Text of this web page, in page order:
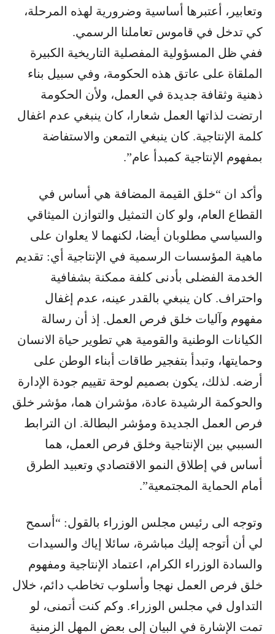
وتعابير، أعتبرها أساسية وضرورية لهذه المرحلة،
كي تدخل في قاموس تعاملنا الرسمي.
ففي ظل المسؤولية المفصلية التاريخية الكبيرة
الملقاة على عاتق هذه الحكومة، وفي سبيل بناء
ذهنية وثقافة جديدة في العمل، ولأن الحكومة
ارتضت لذاتها العمل شعارا، كان ينبغي عدم اغفال
كلمة الإنتاجية. كان ينبغي التمعن والاستفاضة
بمفهوم الإنتاجية كمبدأ عام”.
وأكد ان “خلق القيمة المضافة هي أساس في
القطاع العام، ولو كان التمثيل والتوازن الميثاقي
والسياسي مطلوبان أيضا، لكنهما لا يعلوان على
ماهية المؤسسات الرسمية في الإنتاجية أي: تقديم
الخدمة الفضلى بأدنى كلفة ممكنة بشفافية
واحتراف. كان ينبغي بالقدر عينه، عدم إغفال
مفهوم وآليات خلق فرص العمل. إذ أن رسالة
الكيانات الوطنية والقومية هي تطوير حياة الانسان
وحمايتها، وتبدأ بتفجير طاقات أبناء الوطن على
أرضه. لذلك، يكون بصميم لوحة تقييم جودة الإدارة
والحوكمة الرشيدة عادة، مؤشران هما، مؤشر خلق
فرص العمل الجديدة ومؤشر البطالة. ان الترابط
السببي بين الإنتاجية وخلق فرص العمل، هما
أساس في إطلاق النمو الاقتصادي وتعبيد الطرق
أمام الحماية المجتمعية”.
وتوجه الى رئيس مجلس الوزراء بالقول: “أسمح
لي أن أتوجه إليك مباشرة، سائلا إياك والسيدات
والسادة الوزراء الكرام، اعتماد الإنتاجية ومفهوم
خلق فرص العمل نهجا وأسلوب تخاطب دائم، خلال
التداول في مجلس الوزراء. وكم كنت أتمنى، لو
تمت الإشارة في البيان إلى بعض المهل الزمنية